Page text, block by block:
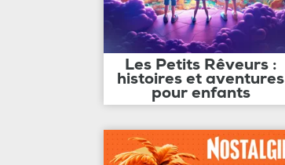
Les Petits Rêveurs :
histoires et aventures
pour enfants